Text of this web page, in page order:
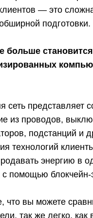
— это
подготовки.
больше
сеть представляет
из проводов,
подстанций и
технологий
энергию в
с помощью блокчейн-
что вы можете
так же легко,